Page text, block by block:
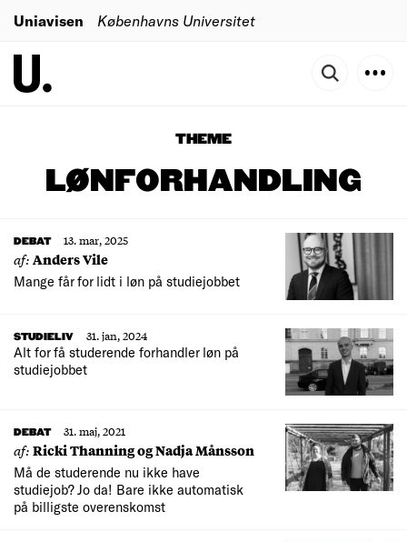
Uniavisen Københavns Universitet
THEME
LØNFORHANDLING
DEBAT 13. mar, 2025
af:Anders Vile
Mange får for lidt i løn på studiejobbet
STUDIELIV
31. jan, 2024
Alt for få studerende forhandler løn på
studiejobbet
DEBAT 31. maj, 2021
af:Ricki Thanning og Nadja Månsson
Må de studerende nu ikke have
studiejob? Jo da! Bare ikke automatisk
på billigste overenskomst